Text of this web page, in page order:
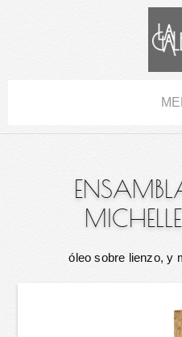
óleo sobre lienzo, y